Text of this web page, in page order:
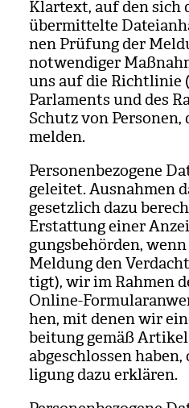
Klar­text, auf den sich
über­mit­telte
nen Prü­fung der
not­wen­di­ger
uns auf die Richt­li­nie
Par­la­ments und des
Schutz von
mel­den.
Per­so­nen­be­zo­gene
ge­lei­tet. Aus­nah­men
gesetz­lich dazu
Erstat­tung einer
gungs­be­hör­den,
Mel­dung den
tigt), wir im Rah­men
Online-
hen, mit denen wir
bei­tung gemäß
abge­schlos­sen
li­gung dazu erklä­ren.